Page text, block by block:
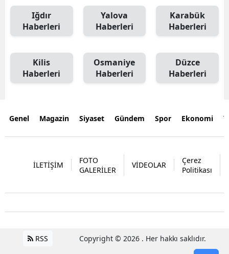
Iğdır
Haberleri
Yalova
Haberleri
Karabük
Haberleri
Kilis
Haberleri
Osmaniye
Haberleri
Düzce
Haberleri
Genel Magazin Siyaset Gündem Spor Ekonomi
İLETİŞİM
FOTO
GALERİLER
VİDEOLAR
Çerez
Politikası
RSS Copyright © 2026 . Her hakkı saklıdır.